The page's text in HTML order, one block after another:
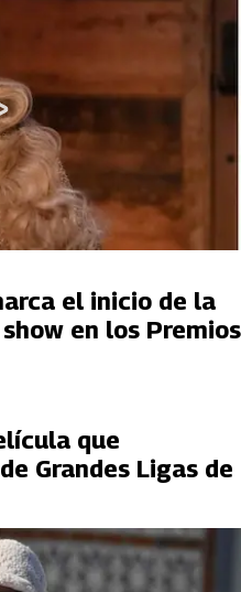
el inicio de la
en los Premios
que
Grandes Ligas de